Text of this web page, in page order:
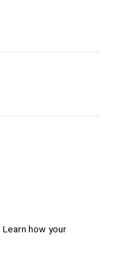
Learn how your